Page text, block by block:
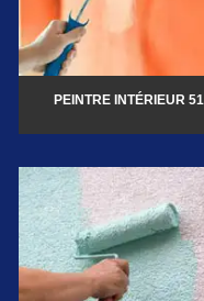
PEINTRE INTÉRIEUR 51